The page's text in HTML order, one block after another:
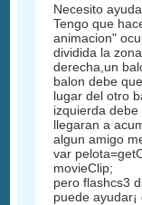
Necesito
Tengo que
animacion"
dividida la
derecha,un
balon debe
lugar del otro
izquierda
llegaran a
algun amigo
var
movieClip;
pero flashcs3
puede